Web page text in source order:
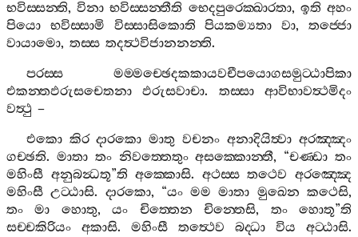
භවිස‍්සන‍්ති,විනා භවිස‍්සන‍්තීති භෙදපුරෙක‍්ඛාරතා, ඉති අහං
පියො
භවිස‍්සාමි විස‍්සාසිකොති පියකම්‍යතා වා,තජ‍්ජො
වායාමො, තස‍්ස තදත්‍ථවිජානනන‍්ති.
පරස‍්ස
මම‍්මච‍්ඡෙදකකායවචීපයොගසමුට‍්ඨාපිකා
එකන‍්තඵරුසචෙතනා
ඵරුසවාචා. තස‍්සා
ආවිභාවත්‍ථමිදං
වත්‍ථු –
එකො කිර දාරකො මාතු වචනං අනාදියිත්‍වා අරඤ‍්ඤං
ගච‍්ඡති. මාතා තං නිවත‍්තෙතුං අසක‍්කොන‍්තී, “චණ‍්ඩා තං
මහිංසී අනුබන්‍ධතූ”ති අක‍්කොසි. අථස‍්ස තථෙව අරඤ‍්ඤෙ
මහිංසී උට‍්ඨාසි. දාරකො, “යං මම මාතා මුඛෙන කථෙසි,
තං
මා හොතු,යං චිත‍්තෙන චින‍්තෙසි, තං හොතූ”ති
සච‍්චකිරියං
අකාසි. මහිංසී තත්‍ථෙව බද‍්ධා විය අට‍්ඨාසි.